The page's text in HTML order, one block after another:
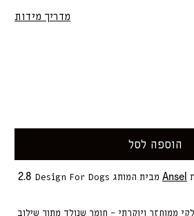
מדריך מידות
הוספה לסל
Ansel מבית המותג 2.8 Design For Dogs
ממוחזר ויוקרתי – חומר שנולד מתוך שילוב